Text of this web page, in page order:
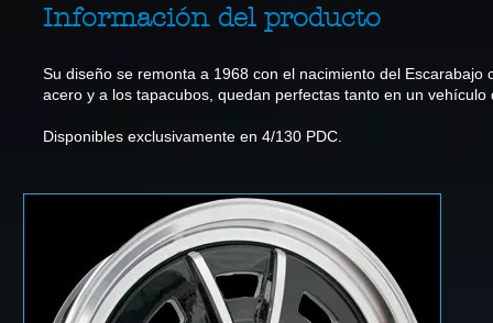
Información del producto
Su diseño se remonta a 1968 con el nacimiento del
acero y a los tapacubos, quedan perfectas tanto en un
Disponibles exclusivamente en 4/130 PDC.